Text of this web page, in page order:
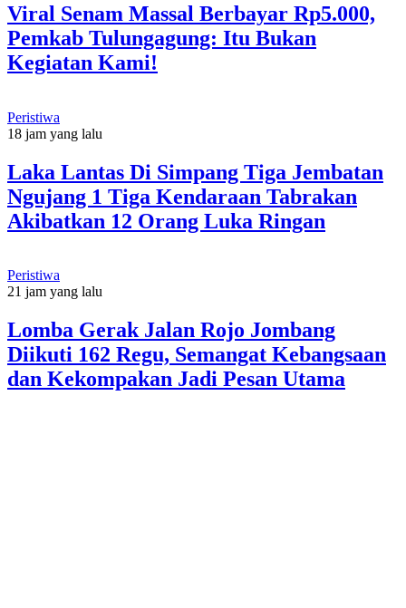
Viral Senam Massal Berbayar Rp5.000,
Pemkab Tulungagung: Itu Bukan
Kegiatan Kami!
Peristiwa
18 jam yang lalu
Laka Lantas Di Simpang Tiga Jembatan
Ngujang 1 Tiga Kendaraan Tabrakan
Akibatkan 12 Orang Luka Ringan
Peristiwa
21 jam yang lalu
Lomba Gerak Jalan Rojo Jombang
Diikuti 162 Regu, Semangat Kebangsaan
dan Kekompakan Jadi Pesan Utama